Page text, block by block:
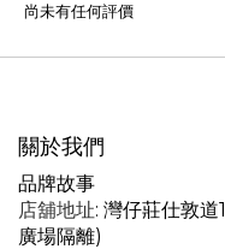
尚未有任何評價
關於我們
品牌故事
店舖地址: 灣仔莊仕敦
廣場隔離)